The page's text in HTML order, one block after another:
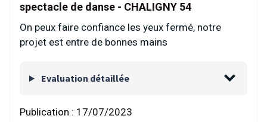
spectacle de danse - CHALIGNY 54
On peux faire confiance les yeux fermé, notre
projet est entre de bonnes mains
Evaluation détaillée
Publication : 17/07/2023